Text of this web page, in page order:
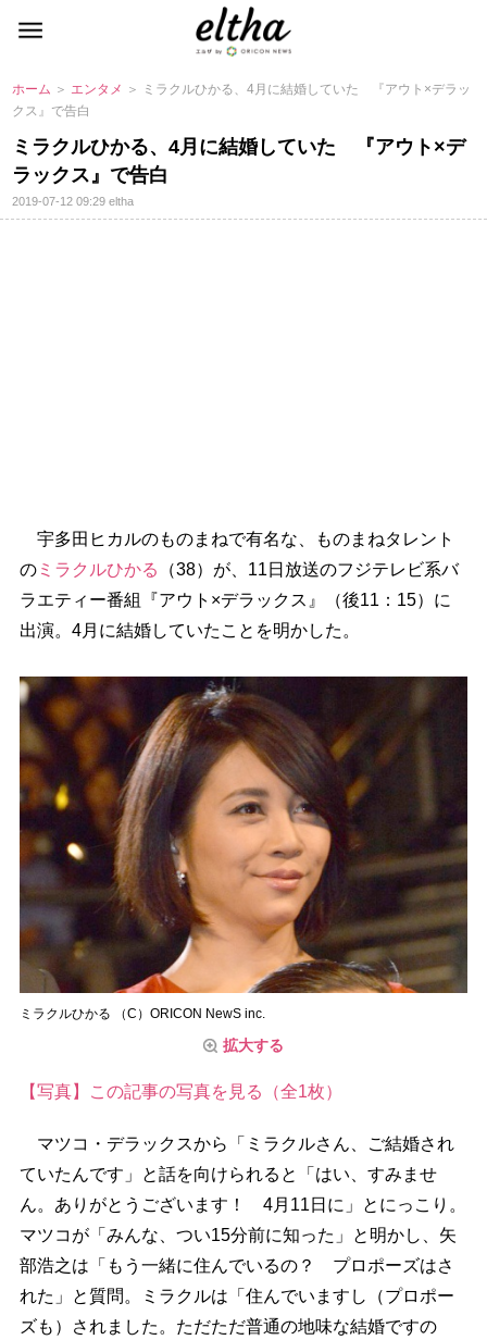
ホーム ＞ エンタメ ＞ ミラクルひかる、4月に結婚していた 『アウト×デラッ
クス』で告白
ミラクルひかる、4月に結婚していた 『アウト×デ
ラックス』で告白
2019-07-12 09:29eltha
宇多田ヒカルのものまねで有名な、ものまねタレント
のミラクルひかる
（38）が、11日放送のフジテレビ系バ
ラエティー番組『アウト×デラックス』（後11：15）に
出演。4月に結婚していたことを明かした。
ミラクルひかる （C）ORICON NewS inc.
拡大する
【写真】この記事の写真を見る（全1枚）
マツコ・デラックスから「ミラクルさん、ご結婚され
ていたんです」と話を向けられると「はい、すみませ
ん。ありがとうございます！ 4月11日に」とにっこり。
マツコが「みんな、つい15分前に知った」と明かし、矢
部浩之は「もう一緒に住んでいるの？ プロポーズはさ
れた」と質問。ミラクルは「住んでいますし（プロポー
ズも）されました。ただただ普通の地味な結婚ですの